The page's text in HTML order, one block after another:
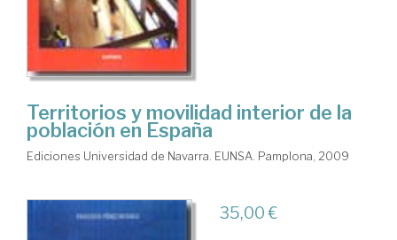
Territorios y movilidad interior de la
población en España
Ediciones Universidad de Navarra. EUNSA. Pamplona, 2009
35,00 €